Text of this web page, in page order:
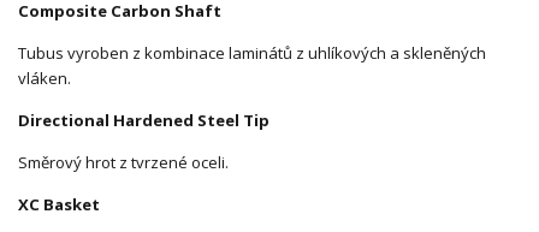
Composite Carbon Shaft
Tubus vyroben z kombinace laminátů z uhlíkových a skleněných
vláken.
Directional Hardened Steel Tip
Směrový hrot z tvrzené oceli.
XC Basket